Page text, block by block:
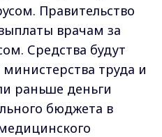
Правительство
врачам за
Средства будут
труда и
раньше деньги
бюджета в